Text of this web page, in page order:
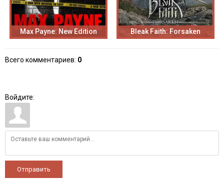
Max Payne: New Edition Bleak Faith: Forsaken
Всего комментариев: 0
Войдите:
Отправить